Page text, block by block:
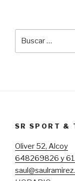
SR SPORT &
Oliver 52, Alcoy
648269826 y